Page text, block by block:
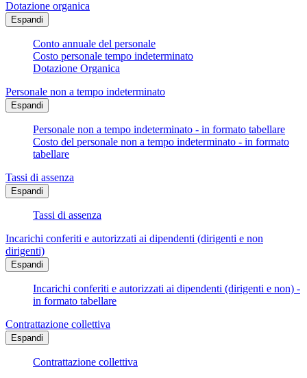
Dotazione organica
Espandi
Conto annuale del personale
Costo personale tempo indeterminato
Dotazione Organica
Personale non a tempo indeterminato
Espandi
Personale non a tempo indeterminato - in formato tabellare
Costo del personale non a tempo indeterminato - in formato
tabellare
Tassi di assenza
Espandi
Tassi di assenza
Incarichi conferiti e autorizzati ai dipendenti (dirigenti e non
dirigenti)
Espandi
Incarichi conferiti e autorizzati ai dipendenti (dirigenti e non) -
in formato tabellare
Contrattazione collettiva
Espandi
Contrattazione collettiva